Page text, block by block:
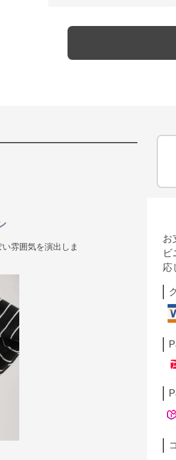
雰囲気を演出しま
お
ビ
応